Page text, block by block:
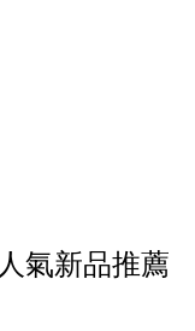
人氣新品推薦